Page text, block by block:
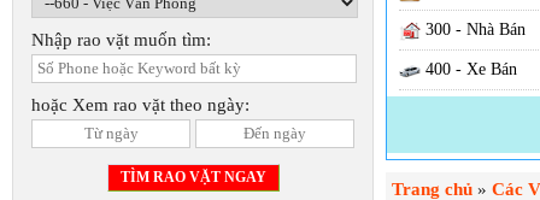
Nhập rao vặt muốn tìm:
hoặc Xem rao vặt theo ngày:
300 - Nhà Bán
400 - Xe Bán
600 - Việc Làm
630 - Việc Nhà
Trang chủ » Các